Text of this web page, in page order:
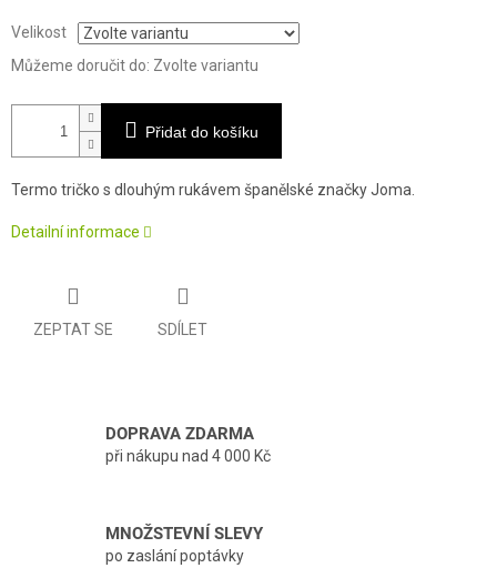
Velikost
Můžeme doručit do: Zvolte variantu
Přidat do košíku
Termo tričko s dlouhým rukávem španělské značky Joma.
Detailní informace
ZEPTAT SE SDÍLET
DOPRAVA ZDARMA
při nákupu nad 4 000 Kč
MNOŽSTEVNÍ SLEVY
po zaslání poptávky